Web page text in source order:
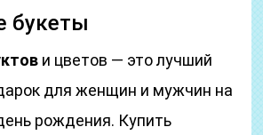
букеты
и цветов — это лучший
для женщин и мужчин на
рождения. Купить